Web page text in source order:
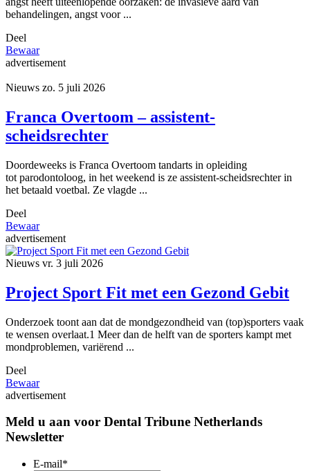
behandelingen, angst voor ...
Deel
Bewaar
advertisement
Nieuws zo. 5 juli 2026
Franca Overtoom – assistent-
scheidsrechter
Doordeweeks is Franca Overtoom tandarts in opleiding
tot parodontoloog, in het weekend is ze assistent-scheidsrechter in
het betaald voetbal. Ze vlagde ...
Deel
Bewaar
advertisement
Nieuws vr. 3 juli 2026
Project Sport Fit met een Gezond Gebit
Onderzoek toont aan dat de mondgezondheid van (top)sporters vaak
te wensen overlaat.1 Meer dan de helft van de sporters kampt met
mondproblemen, variërend ...
Deel
Bewaar
advertisement
Meld u aan voor Dental Tribune Netherlands
Newsletter
E-mail*